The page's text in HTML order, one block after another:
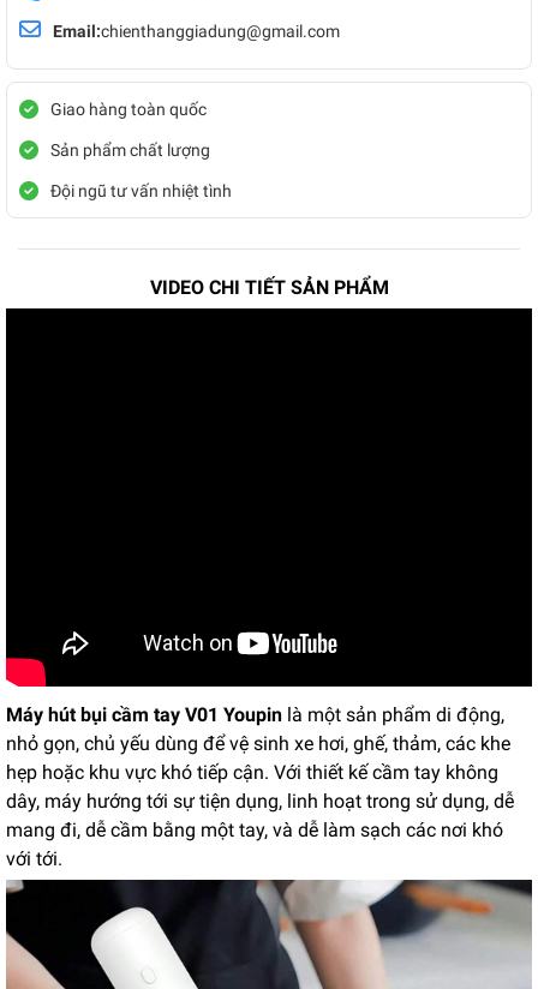
Email:chienthanggiadung@gmail.com
Giao hàng toàn quốc
Sản phẩm chất lượng
Đội ngũ tư vấn nhiệt tình
VIDEO CHI TIẾT SẢN PHẨM
Máy hút bụi cầm tay V01 Youpin là một sản phẩm di động,
nhỏ gọn, chủ yếu dùng để vệ sinh xe hơi, ghế, thảm, các khe
hẹp hoặc khu vực khó tiếp cận. Với thiết kế cầm tay không
dây, máy hướng tới sự tiện dụng, linh hoạt trong sử dụng, dễ
mang đi, dễ cầm bằng một tay, và dễ làm sạch các nơi khó
với tới.